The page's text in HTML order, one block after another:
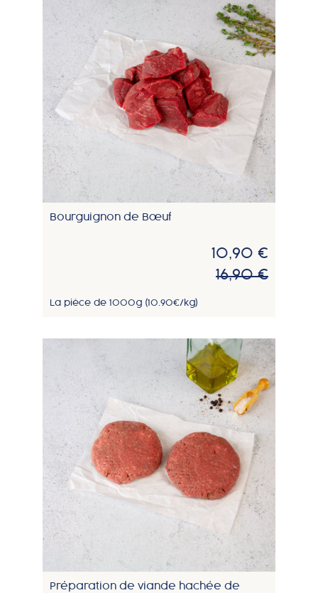
Bourguignon de Bœuf
10,90 €
16,90 €
La pièce de 1000g (10.90€/kg)
Préparation de viande hachée de